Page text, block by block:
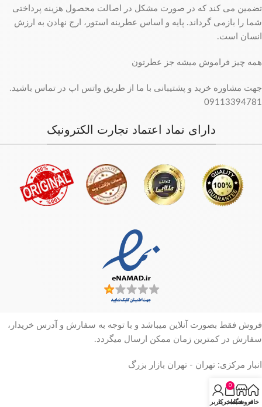
تضمین می کند که در صورت مشکل در اصالت محصول هزینه پرداختی
شما را بازمی گرداند. پایه و اساس عطرینه استور، ارج نهادن به ارزش
انسان است.
همه چیز فراموش میشه جز عطرتون
جهت مشاوره خرید و پشتیبانی با ما از طریق واتس اپ در تماس باشید.
09113394781
دارای نماد اعتماد تجارت الکترونیک
فروش فقط بصورت آنلاین میباشد و با توجه به سفارش و آدرس خریدار،
سفارش در کمترین زمان ممکن ارسال میگردد.
انبار مرکزی: تهران - تهران بازار بزرگ
خانهفروشگاه
0
سبد خرید
حساب کاربری من